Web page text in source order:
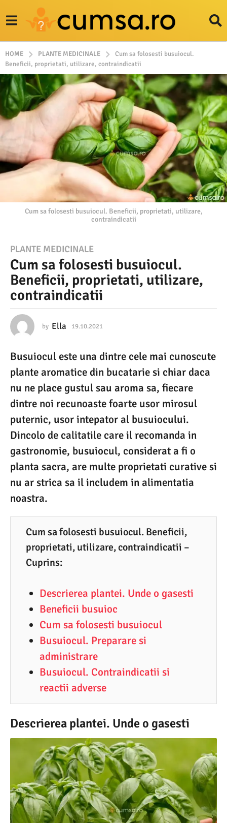
HOME PLANTE MEDICINALE
Cum sa folosesti busuiocul.
Beneficii, proprietati, utilizare, contraindicatii
Cum sa folosesti busuiocul. Beneficii, proprietati, utilizare,
contraindicatii
1
9
1
.
0
2
1
1
9
.
1
0
.
2
0
PLANTE MEDICINALE
Cum sa folosesti busuiocul.
Beneficii, proprietati, utilizare,
contraindicatii
by Ella 19.10.2021
1
.
2
0
2
Busuiocul este una dintre cele mai cunoscute
plante aromatice din bucatarie si chiar daca
nu ne place gustul sau aroma sa, fiecare
dintre noi recunoaste foarte usor mirosul
puternic, usor intepator al busuiocului.
Dincolo de calitatile care il recomanda in
gastronomie, busuiocul, considerat a fi o
planta sacra, are multe proprietati curative si
nu ar strica sa il includem in alimentatia
noastra.
Cum sa folosesti busuiocul. Beneficii,
proprietati, utilizare, contraindicatii –
Cuprins:
Descrierea plantei. Unde o gasesti
Beneficii busuioc
Cum sa folosesti busuiocul
Busuiocul. Preparare si
administrare
Busuiocul. Contraindicatii si
reactii adverse
Descrierea plantei. Unde o gasesti